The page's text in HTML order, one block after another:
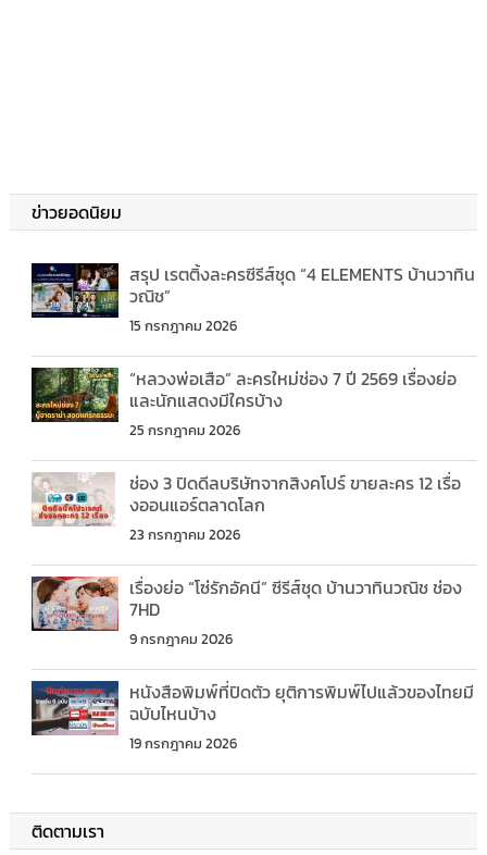
ข่าวยอดนิยม
สรุป เรตติ้งละครซีรีส์ชุด “4 ELEMENTS บ้านวาทิน
วณิช”
15 กรกฎาคม 2026
“หลวงพ่อเสือ” ละครใหม่ช่อง 7 ปี 2569 เรื่องย่อ
และนักแสดงมีใครบ้าง
25 กรกฎาคม 2026
ช่อง 3 ปิดดีลบริษัทจากสิงคโปร์ ขายละคร 12 เรื่อ
งออนแอร์ตลาดโลก
23 กรกฎาคม 2026
เรื่องย่อ “โซ่รักอัคนี” ซีรีส์ชุด บ้านวาทินวณิช ช่อง
7HD
9 กรกฎาคม 2026
หนังสือพิมพ์ที่ปิดตัว ยุติการพิมพ์ไปแล้วของไทยมี
ฉบับไหนบ้าง
19 กรกฎาคม 2026
ติดตามเรา